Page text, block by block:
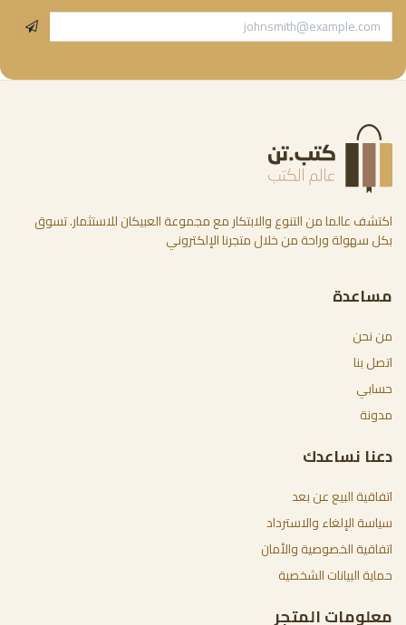
اكتشف عالما من التنوع والابتكار مع مجموعة العبيكان للاستثمار. تسوق
بكل سهولة وراحة من خلال متجرنا الإلكتروني
مساعدة
من نحن
اتصل بنا
حسابي
مدونة
دعنا نساعدك
اتفاقية البيع عن بعد
سياسة الإلغاء والاسترداد
اتفاقية الخصوصية والأمان
حماية البيانات الشخصية
معلومات المتجر